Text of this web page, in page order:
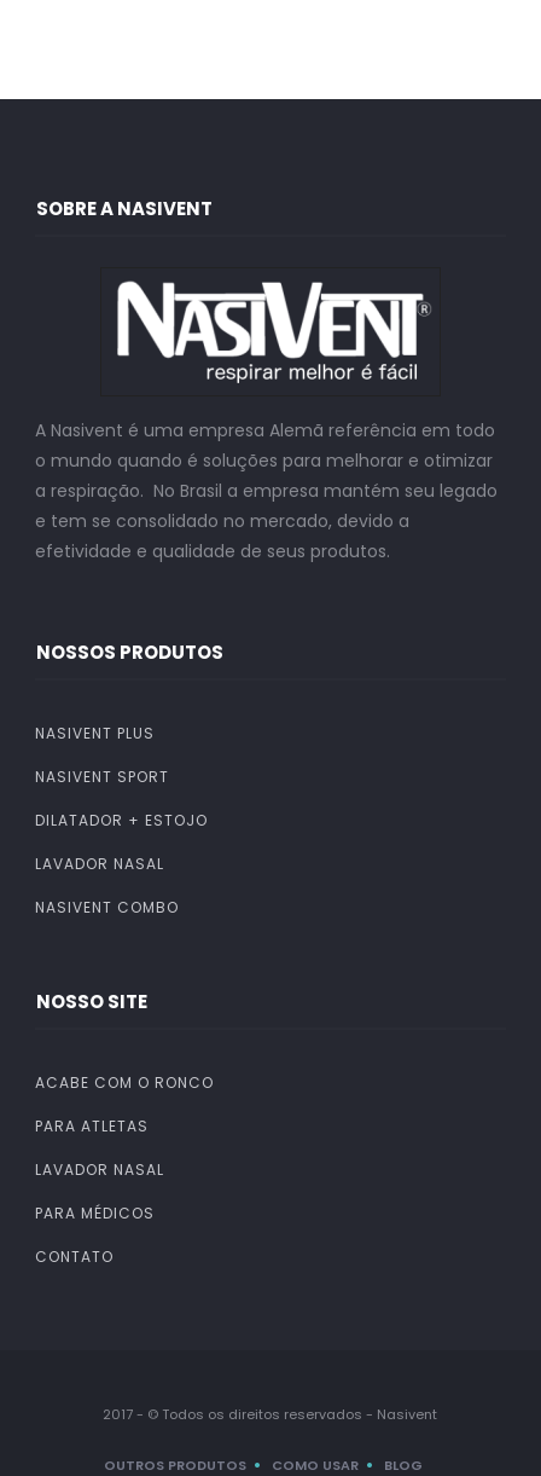
SOBRE A NASIVENT
A Nasivent é uma empresa Alemã referência em todo
o mundo quando é soluções para melhorar e otimizar
a respiração. No Brasil a empresa mantém seu legado
e tem se consolidado no mercado, devido a
efetividade e qualidade de seus produtos.
NOSSOS PRODUTOS
NASIVENT PLUS
NASIVENT SPORT
DILATADOR + ESTOJO
LAVADOR NASAL
NASIVENT COMBO
NOSSO SITE
ACABE COM O RONCO
PARA ATLETAS
LAVADOR NASAL
PARA MÉDICOS
CONTATO
2017 - © Todos os direitos reservados - Nasivent
OUTROS PRODUTOS COMO USAR BLOG